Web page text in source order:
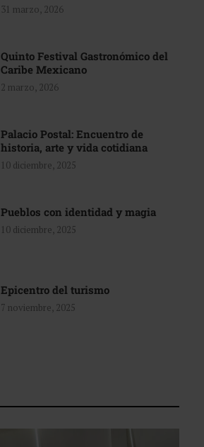
31 marzo, 2026
Quinto Festival Gastronómico del
Caribe Mexicano
2 marzo, 2026
Palacio Postal: Encuentro de
historia, arte y vida cotidiana
10 diciembre, 2025
Pueblos con identidad y magia
10 diciembre, 2025
Epicentro del turismo
7 noviembre, 2025